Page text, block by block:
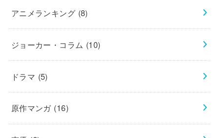
アニメランキング (8)
ジョーカー・コラム (10)
ドラマ (5)
原作マンガ (16)